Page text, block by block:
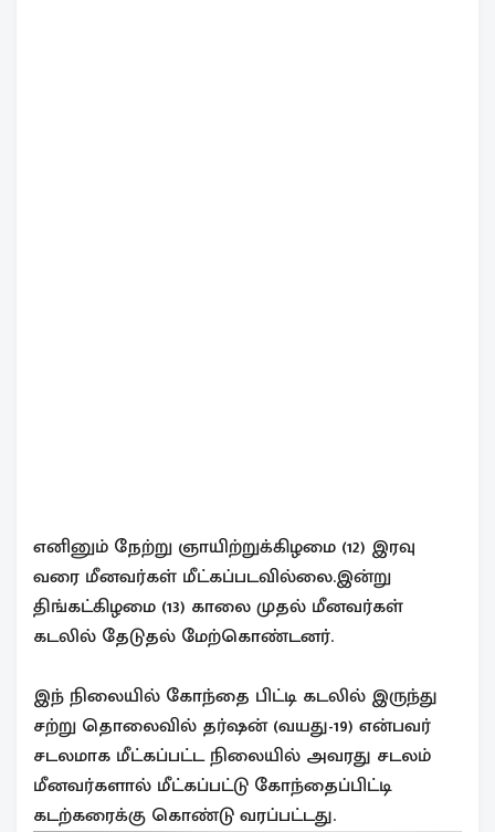
எனினும் நேற்று ஞாயிற்றுக்கிழமை (12) இரவு
வரை மீனவர்கள் மீட்கப்படவில்லை.இன்று
திங்கட்கிழமை (13) காலை முதல் மீனவர்கள்
கடலில் தேடுதல் மேற்கொண்டனர்.
இந் நிலையில் கோந்தை பிட்டி கடலில் இருந்து
சற்று தொலைவில் தர்ஷன் (வயது-19) என்பவர்
சடலமாக மீட்கப்பட்ட நிலையில் அவரது சடலம்
மீனவர்களால் மீட்கப்பட்டு கோந்தைப்பிட்டி
கடற்கரைக்கு கொண்டு வரப்பட்டது.